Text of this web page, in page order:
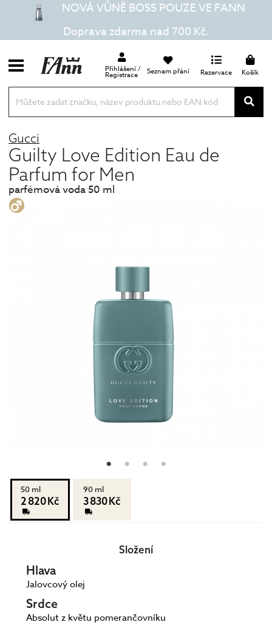
NOVÁ VŮNĚ BOSS POUZE VE FANN
Doprava zdarma nad 700 Kč.
Přihlášení /
Registrace Seznam přání Rezervace Košík
Gucci
Guilty Love Edition Eau de
Parfum for Men
parfémová voda 50 ml
50 ml
2 820 Kč
90 ml
3 830 Kč
Složení
Hlava
Jalovcový olej
Srdce
Absolut z květu pomerančovníku